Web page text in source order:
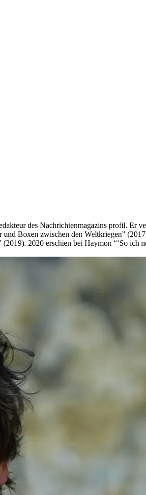
des Nachrichtenmagazins profil. Er
Boxen zwischen den Weltkriegen”
2020 erschien bei Haymon “‘So